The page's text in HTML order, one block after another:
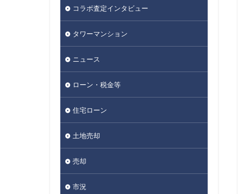
コラボ査定インタビュー
タワーマンション
ニュース
ローン・税金等
住宅ローン
土地売却
売却
市況